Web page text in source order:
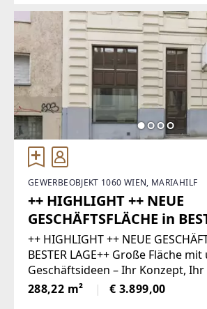
GEWERBEOBJEKT 1060 WIEN, MARIAHILF
++ HIGHLIGHT ++ NEUE
GESCHÄFTSFLÄCHE in
++ HIGHLIGHT ++ NEUE
BESTER LAGE++ Große Fläche
Geschäftsideen – Ihr Konzept,
288 m²!Geschäftsfläche im
Büro- und Lagermöglichkeiten in
288,22 m² € 3.899,00